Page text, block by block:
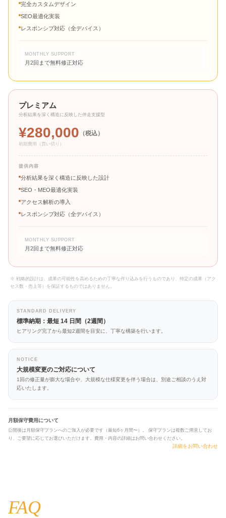
完全カスタムデザイン
SEO最適化実装
レスポンシブ対応（全デバイス）
MONTHLY SUPPORT
月2回まで無料修正対応
プレミアム
分析結果を深く構造に反映した伴走支援型
¥280,000 （税込）
初期費用（買い切り）
提供内容
分析結果を深く構造に反映した設計
SEO・MEO最適化実装
アクセス解析の導入
レスポンシブ対応（全デバイス）
MONTHLY SUPPORT
月2回まで無料修正対応
※ 戦略的設計は、成果の可能性を高めるための丁寧な作り込みを行うものであり、特定の成果（アク
セス数・売上等）を保証するものではありません。
STANDARD DELIVERY
標準納期：最短 14 日間（2週間）
ヒアリング完了から最短2週間を目安に、丁寧な構築を行います。
NOTICE
大規模変更のご対応について
1回の修正量が膨大な場合や、大規模な仕様変更を伴う場合は、別途ご相談のうえ対
応いたします。
月額保守費用について
公開後は月額保守プランへのご加入が必要です（最短6ヶ月間〜）。 保守プランは複数ご用意してお
り、ご要望に応じてお選びいただけます。費用・内容の詳細はお問い合わせください。
詳細をお問い合わせ
FAQ